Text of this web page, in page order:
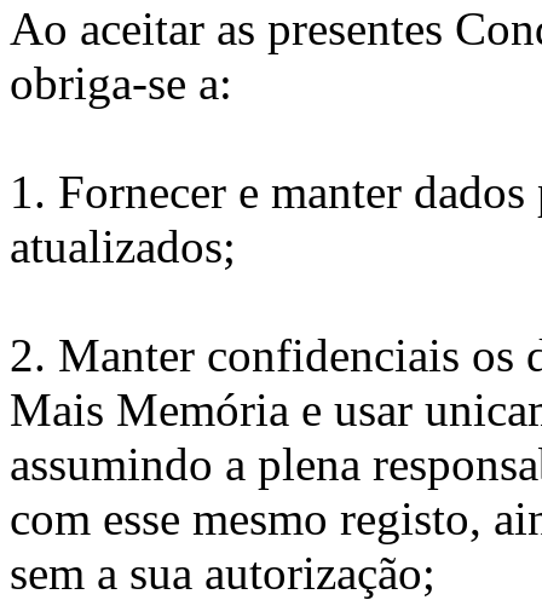
Ao aceitar as presentes
obriga-se a:
1. Fornecer e manter
atualizados;
2. Manter confidenciais os
Mais Memória e usar
assumindo a plena
com esse mesmo registo,
sem a sua autorização;